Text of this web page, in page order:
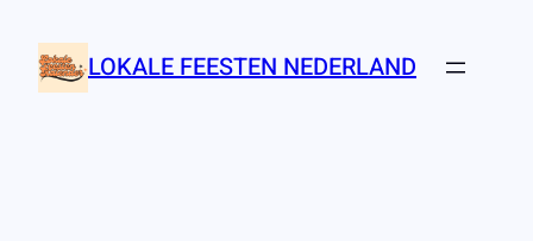
naar
LOKALE FEESTEN NEDERLAND